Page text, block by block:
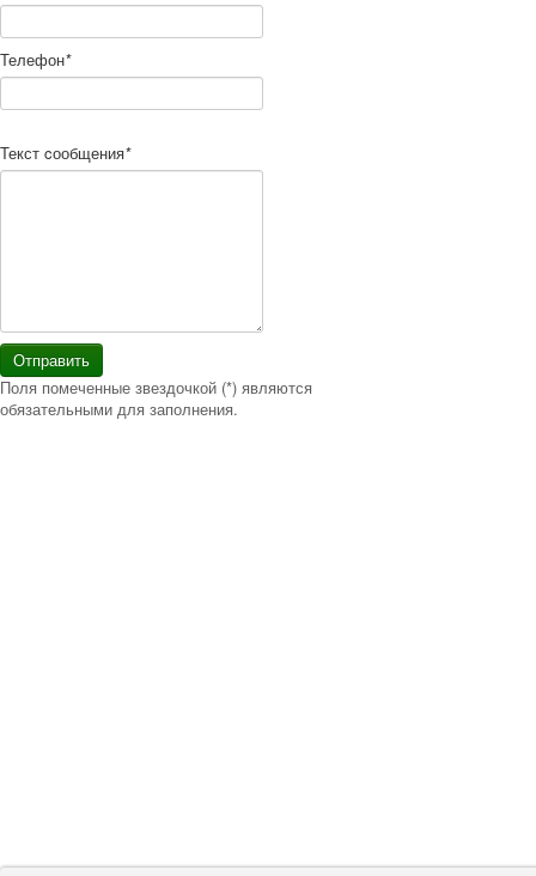
Телефон*
Текст cообщения*
Отправить
Поля помеченные звездочкой (*) являются
обязательными для заполнения.